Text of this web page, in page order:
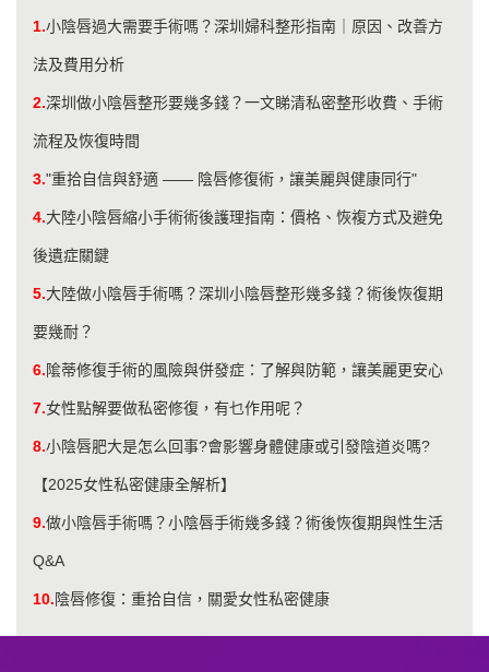
1.小陰唇過大需要手術嗎？深圳婦科整形指南｜原因、改善方
法及費用分析
2.深圳做小陰唇整形要幾多錢？一文睇清私密整形收費、手術
流程及恢復時間
3."重拾自信與舒適 —— 陰唇修復術，讓美麗與健康同行"
4.大陸小陰唇縮小手術術後護理指南：價格、恢複方式及避免
後遺症關鍵
5.大陸做小陰唇手術嗎？深圳小陰唇整形幾多錢？術後恢復期
要幾耐？
6.隂蒂修復手術的風險與併發症：了解與防範，讓美麗更安心
7.女性點解要做私密修復，有乜作用呢？
8.小陰唇肥大是怎么回事?會影響身體健康或引發陰道炎嗎?
【2025女性私密健康全解析】
9.做小陰唇手術嗎？小陰唇手術幾多錢？術後恢復期與性生活
Q&A
10.陰唇修復：重拾自信，關愛女性私密健康